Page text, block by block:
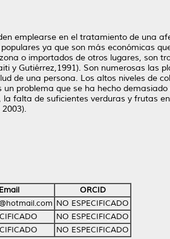
emplearse en el tratamiento de una
ya que son más económicas
o importados de otros lugares, son
Gutiérrez,1991). Son numerosas las
de una persona. Los altos niveles de
problema que se ha hecho
falta de suficientes verduras y frutas
Email
ORCID
NO ESPECIFICADO
NO ESPECIFICADO
NO ESPECIFICADO